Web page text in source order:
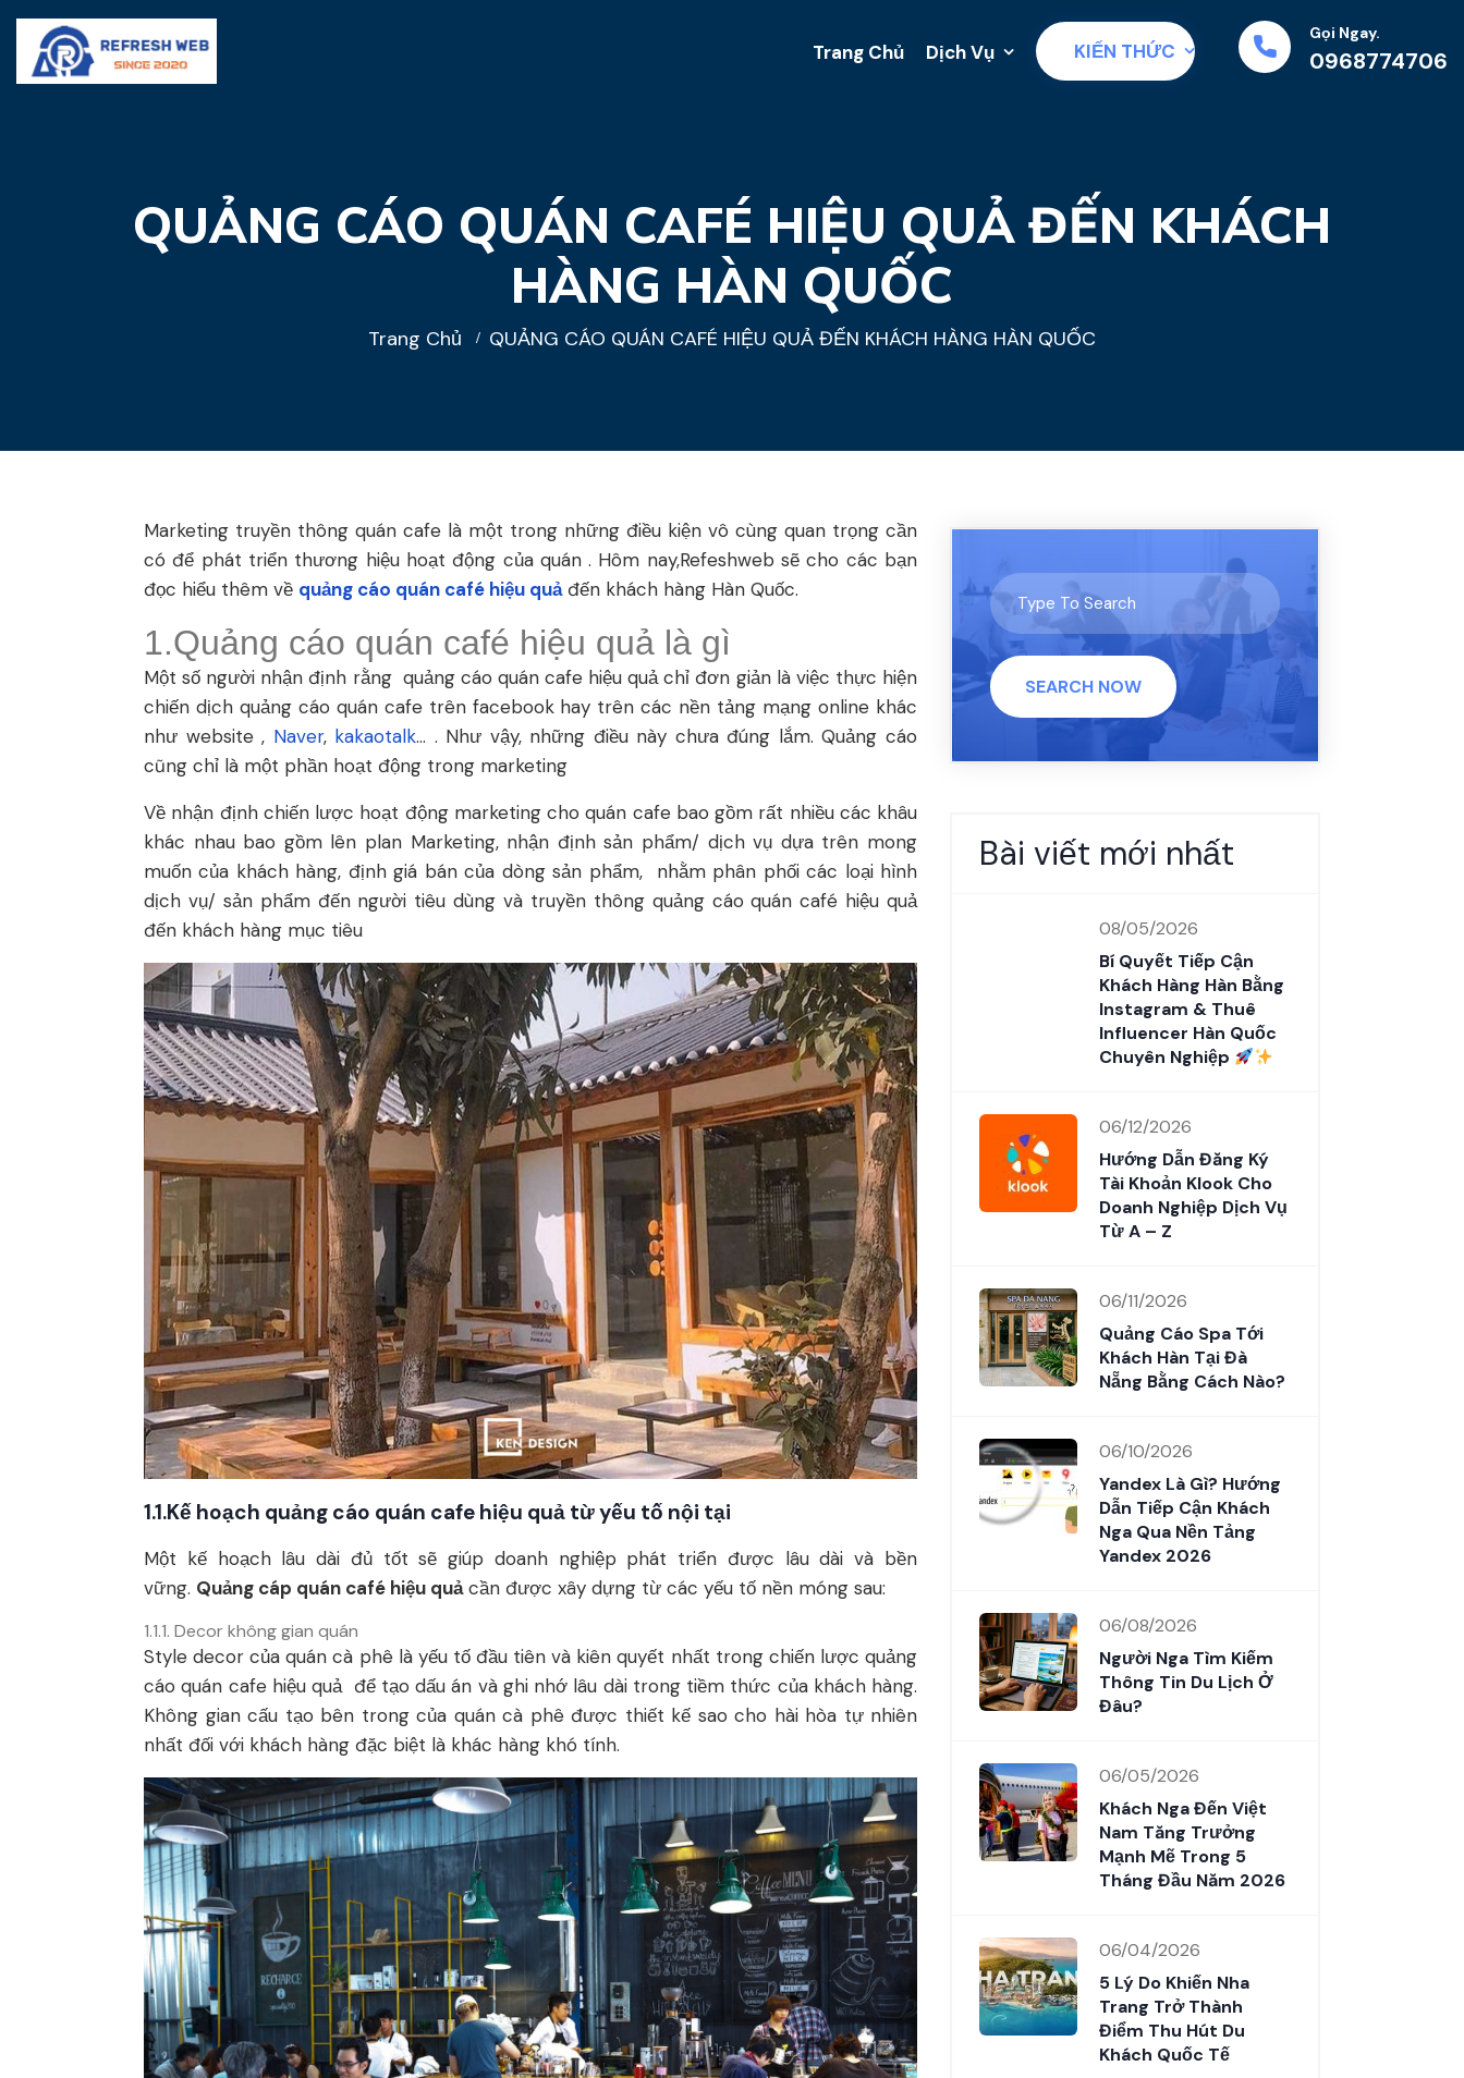
Trang Chủ Dịch Vụ KIẾN THỨC
Gọi Ngay.
0968774706
QUẢNG CÁO QUÁN CAFÉ HIỆU QUẢ ĐẾN KHÁCH
HÀNG HÀN QUỐC
Trang Chủ QUẢNG CÁO QUÁN CAFÉ HIỆU QUẢ ĐẾN KHÁCH HÀNG HÀN QUỐC
Marketing truyền thông quán cafe là một trong những điều kiện vô cùng quan trọng cần
có để phát triển thương hiệu hoạt động của quán . Hôm nay,Refeshweb sẽ cho các bạn
đọc hiểu thêm về quảng cáo quán café hiệu quảđến khách hàng Hàn Quốc.
1.Quảng cáo quán café hiệu quả là gì
Một số người nhận định rằng quảng cáo quán cafe hiệu quả chỉ đơn giản là việc thực hiện
chiến dịch quảng cáo quán cafe trên facebook hay trên các nền tảng mạng online khác
như website , Naver, kakaotalk… . Như vậy, những điều này chưa đúng lắm. Quảng cáo
cũng chỉ là một phần hoạt động trong marketing
Về nhận định chiến lược hoạt động marketing cho quán cafe bao gồm rất nhiều các khâu
khác nhau bao gồm lên plan Marketing, nhận định sản phẩm/ dịch vụ dựa trên mong
muốn của khách hàng, định giá bán của dòng sản phẩm, nhằm phân phối các loại hình
dịch vụ/ sản phẩm đến người tiêu dùng và truyền thông quảng cáo quán café hiệu quả
đến khách hàng mục tiêu
1.1.Kế hoạch quảng cáo quán cafe hiệu quả từ yếu tố nội tại
Một kế hoạch lâu dài đủ tốt sẽ giúp doanh nghiệp phát triển được lâu dài và bền
vững. Quảng cáp quán café hiệu quảcần được xây dựng từ các yếu tố nền móng sau:
1.1.1. Decor không gian quán
Style decor của quán cà phê là yếu tố đầu tiên và kiên quyết nhất trong chiến lược quảng
cáo quán cafe hiệu quả để tạo dấu án và ghi nhớ lâu dài trong tiềm thức của khách hàng.
Không gian cấu tạo bên trong của quán cà phê được thiết kế sao cho hài hòa tự nhiên
nhất đối với khách hàng đặc biệt là khác hàng khó tính.
SEARCH NOW
Bài viết mới nhất
08/05/2026
Bí Quyết Tiếp Cận
Khách Hàng Hàn Bằng
Instagram & Thuê
Influencer Hàn Quốc
Chuyên Nghiệp
06/12/2026
Hướng Dẫn Đăng Ký
Tài Khoản Klook Cho
Doanh Nghiệp Dịch Vụ
Từ A – Z
06/11/2026
Quảng Cáo Spa Tới
Khách Hàn Tại Đà
Nẵng Bằng Cách Nào?
06/10/2026
Yandex Là Gì? Hướng
Dẫn Tiếp Cận Khách
Nga Qua Nền Tảng
Yandex 2026
06/08/2026
Người Nga Tìm Kiếm
Thông Tin Du Lịch Ở
Đâu?
06/05/2026
Khách Nga Đến Việt
Nam Tăng Trưởng
Mạnh Mẽ Trong 5
Tháng Đầu Năm 2026
06/04/2026
5 Lý Do Khiến Nha
Trang Trở Thành
Điểm Thu Hút Du
Khách Quốc Tế